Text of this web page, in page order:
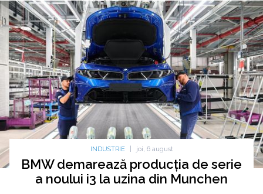
INDUSTRIE joi, 6 august
BMW demarează producția de serie
a noului i3 la uzina din Munchen